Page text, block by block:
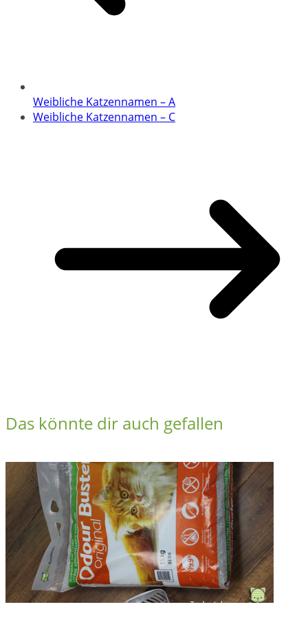
Weibliche Katzennamen – A
Weibliche Katzennamen – C
Das könnte dir auch gefallen